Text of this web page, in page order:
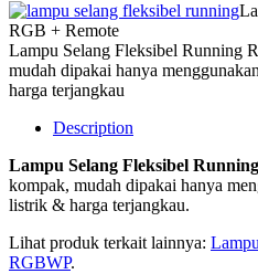
RGB + Remote
Lampu Selang Fleksibel Running
mudah dipakai hanya
harga terjangkau
Description
Lampu Selang Fleksibel Running
kompak, mudah dipakai hanya
listrik & harga terjangkau.
Lihat produk terkait lainnya:
RGBWP.